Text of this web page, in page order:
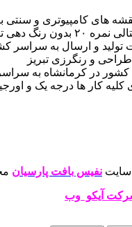
های کامپیوتری و سنتی
تضمینی شفاف و کریستالی نمره ۲۰
تولید و ارسال به سراسر
طراحی و رنگرزی تبریز
در کرمانشاه به
کار ها درجه یک و
سایت نفیس بافت پارسیان
آیکو وب